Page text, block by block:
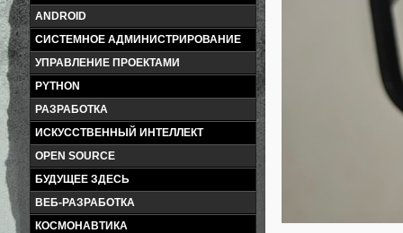
ANDROID
СИСТЕМНОЕ АДМИНИСТРИРОВАНИЕ
УПРАВЛЕНИЕ ПРОЕКТАМИ
PYTHON
РАЗРАБОТКА
ИСКУССТВЕННЫЙ ИНТЕЛЛЕКТ
OPEN SOURCE
БУДУЩЕЕ ЗДЕСЬ
ВЕБ-РАЗРАБОТКА
КОСМОНАВТИКА